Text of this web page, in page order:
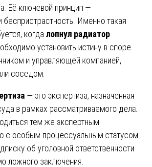
Её ключевой принцип —
беспристрастность. Именно такая
когда лопнул радиатор
установить истину в споре
и управляющей компанией,
соседом.
— это экспертиза, назначенная
в рамках рассматриваемого дела.
тем же экспертным
с особым процессуальным статусом.
об уголовной ответственности
ложного заключения.